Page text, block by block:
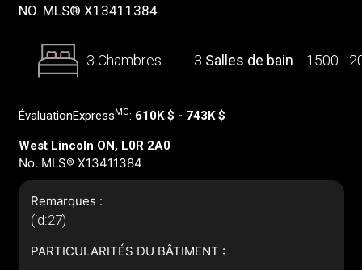
NO. MLS® X13411384
3 Chambres 3 Salles de bain 1500 -
ÉvaluationExpress MC: 610K $ - 743K $
West Lincoln ON, L0R 2A0
No. MLS® X13411384
Remarques :
(id:27)
PARTICULARITÉS DU BÂTIMENT :